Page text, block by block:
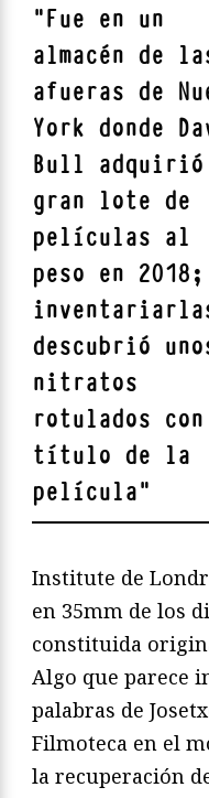
"Fue en un
almacén de
afueras de
York donde
Bull adquirió
gran lote de
películas al
peso en
descubrió
nitratos
rotulados
título de la
película"
Institute de
en 35mm de los
constituida
Algo que parece
palabras de
Filmoteca en el
la recuperación